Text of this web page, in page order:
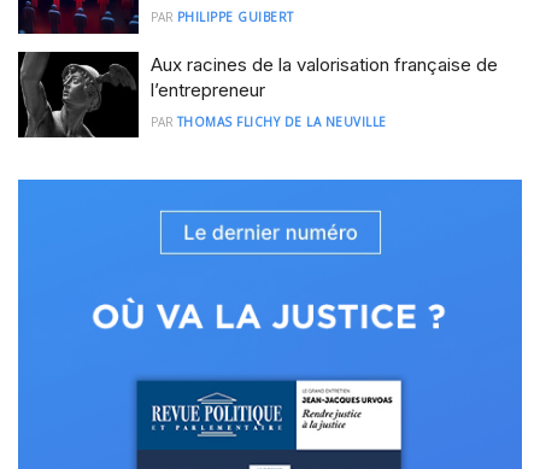
PAR PHILIPPE GUIBERT
Aux racines de la valorisation française de
l’entrepreneur
PAR THOMAS FLICHY DE LA NEUVILLE